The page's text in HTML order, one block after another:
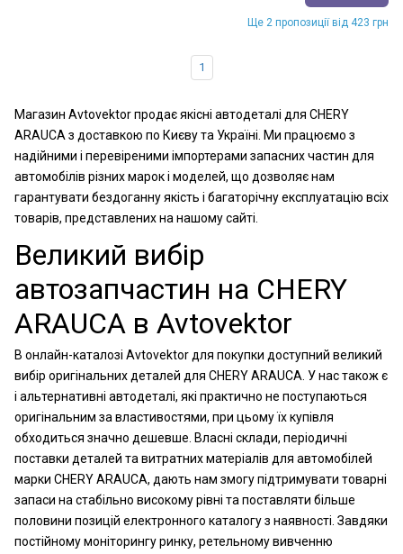
Ще 2 пропозиції від 423 грн
1
Магазин Avtovektor продає якісні автодеталі для CHERY
ARAUCA з доставкою по Києву та Україні. Ми працюємо з
надійними і перевіреними імпортерами запасних частин для
автомобілів різних марок і моделей, що дозволяє нам
гарантувати бездоганну якість і багаторічну експлуатацію всіх
товарів, представлених на нашому сайті.
Великий вибір
автозапчастин на CHERY
ARAUCA в Avtovektor
В онлайн-каталозі Avtovektor для покупки доступний великий
вибір оригінальних деталей для CHERY ARAUCA. У нас також є
і альтернативні автодеталі, які практично не поступаються
оригінальним за властивостями, при цьому їх купівля
обходиться значно дешевше. Власні склади, періодичні
поставки деталей та витратних матеріалів для автомобілей
марки CHERY ARAUCA, дають нам змогу підтримувати товарні
запаси на стабільно високому рівні та поставляти більше
половини позицій електронного каталогу з наявності. Завдяки
постійному моніторингу ринку, ретельному вивченню